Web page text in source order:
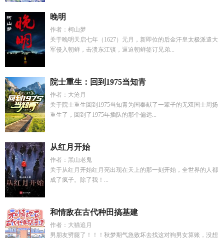
晚明
作者：柯山梦
关于晚明天启七年（1627）元月，新即位的后金汗皇太极派遣大
军侵入朝鲜，击溃东江镇，逼迫朝鲜签订兄弟...
院士重生：回到1975当知青
作者：大沧月
关于院士重生回到1975当知青为国奉献了一辈子的无双国士周扬
重生了，回到了1975年插队的那个偏远...
从红月开始
作者：黑山老鬼
关于从红月开始红月亮出现在天上的那一刻开始，全世界的人都
成了疯子。除了我！...
和情敌在古代种田搞基建
作者：大猫追月
男朋友劈腿了！！！秋梦期气急败坏去找这对狗男女算账，没想